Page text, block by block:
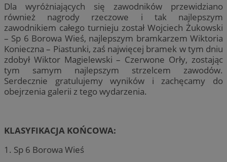
Dla wyróżniających się zawodników przewidziano
również nagrody rzeczowe i tak najlepszym
zawodnikiem całego turnieju został Wojciech Żukowski
– Sp 6 Borowa Wieś, najlepszym bramkarzem Wiktoria
Konieczna – Piastunki, zaś najwięcej bramek w tym dniu
zdobył Wiktor Magielewski – Czerwone Orły, zostając
tym samym najlepszym strzelcem zawodów.
Serdecznie gratulujemy wyników i zachęcamy do
obejrzenia galerii z tego wydarzenia.
KLASYFIKACJA KOŃCOWA:
1. Sp 6 Borowa Wieś